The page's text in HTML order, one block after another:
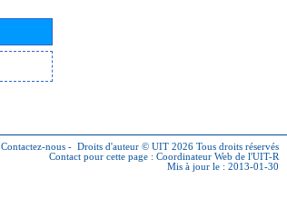
Contactez-nous - Droits d'auteur © UIT 2026 Tous droits réservés
Contact pour cette page : Coordinateur Web de l'UIT-R
Mis à jour le : 2013-01-30